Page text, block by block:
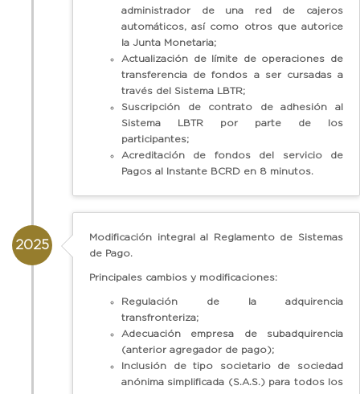
administrador de una red de cajeros
automáticos, así como otros que autorice
la Junta Monetaria;
Actualización de límite de operaciones de
transferencia de fondos a ser cursadas a
través del Sistema LBTR;
Suscripción de contrato de adhesión al
Sistema LBTR por parte de los
participantes;
Acreditación de fondos del servicio de
Pagos al Instante BCRD en 8 minutos.
2025
Modificación integral al Reglamento de Sistemas
de Pago.
Principales cambios y modificaciones:
Regulación de la adquirencia
transfronteriza;
Adecuación empresa de subadquirencia
(anterior agregador de pago);
Inclusión de tipo societario de sociedad
anónima simplificada (S.A.S.) para todos los